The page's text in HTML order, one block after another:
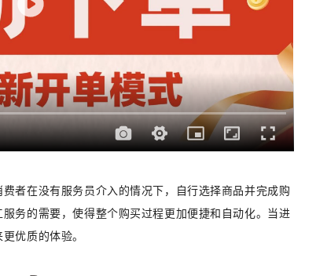
者在没有服务员介入的情况下，自行选择商品并完成购
务的需要，使得整个购买过程更加便捷和自动化。当进
优质的体验。